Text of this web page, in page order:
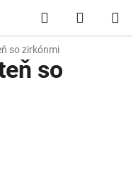
Hľadať
KOŠÍK
so zirkónmi
so